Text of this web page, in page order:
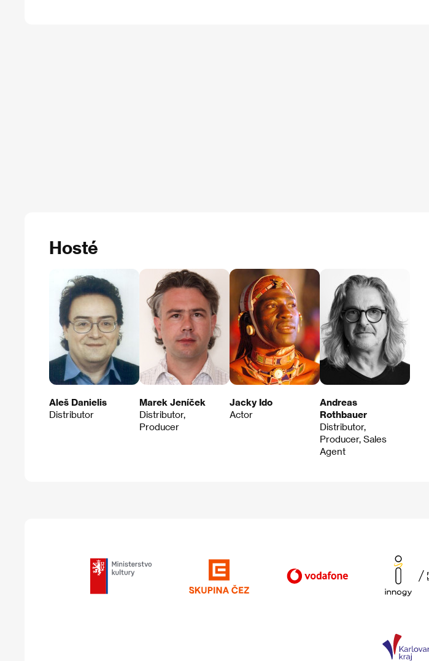
Hosté
Aleš Danielis
Distributor
Marek Jeníček
Distributor,
Producer
Jacky Ido
Actor
Andreas
Rothbauer
Distributor,
Producer, Sales
Agent